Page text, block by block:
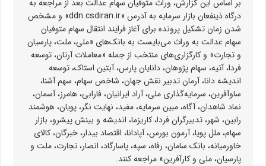
بر اساس این گزارش، وراث متوفیان سهام عدالت بعد از مراجعه به
درگاه ذینفعان بازار سرمایه به آدرس «ddn.csdiran.ir» و مشخص
شدن زمان تشکیل پرونده برای آغاز فرایند انتقال سهام متوفیان
سهام عدالت به وراث می‌بایست به بانک‌های «ملی، ملت، پارسیان
و تجارت» و کارگزاری‌های منتخب از جمله «معاملات آرتان، توسعه
فردا، آتیه، سهام پژوهان، دانایان پارس، آبتین استاک، توسعه
اندیشه دانا، آرمان تدبیر نقش جهان، شاخص سهام، سهم آشنا،
ساوآفرین، سرمایه‌گذاری ملی، آراد ایرانیان، فارابی، هامرز، آسمان،
نماد شاهدان، آگاه، مبین سرمایه، مفید، نهایت نگر، پویان، هوشمند
رابین، شهر، تدبیرگران فردا، کاریزما، اندیشه و بینش پیشرو، بازار
سهام، ملل پویا، آرمون بورس، آپادانا، اقتصاد بیدار، خبرگان، کالای
خاورمیانه، بانک سامان، رفاه، سپه، پاسارگاد، انصار، تجارت، ملت و
پارسیان، ملی و کارآفرین» مراجعه کنند.